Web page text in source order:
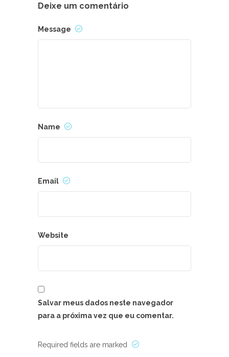
Deixe um comentário
Message
Name
Email
Website
Salvar meus dados neste navegador
para a próxima vez que eu comentar.
Required fields are marked